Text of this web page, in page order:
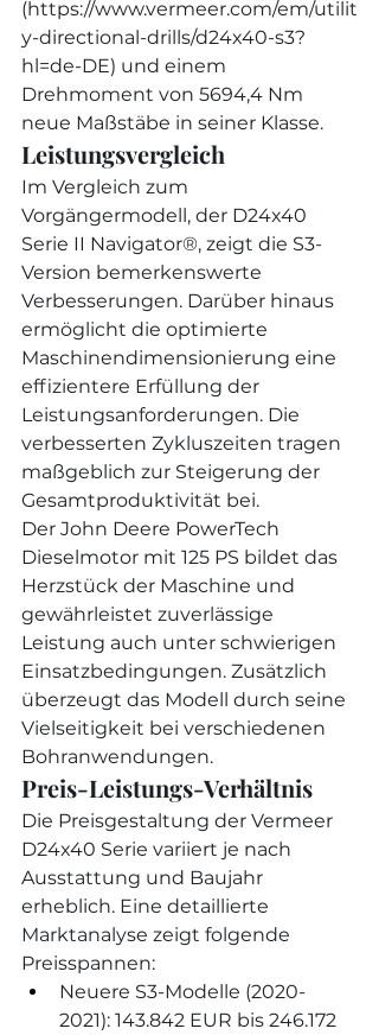
(https://www.vermeer.com/em/utilit
y-directional-drills/d24x40-s3?
hl=de-DE) und einem
Drehmoment von 5694,4 Nm
neue Maßstäbe in seiner Klasse.
Leistungsvergleich
Im Vergleich zum
Vorgängermodell, der D24x40
Serie II Navigator®, zeigt die S3-
Version bemerkenswerte
Verbesserungen. Darüber hinaus
ermöglicht die optimierte
Maschinendimensionierung eine
effizientere Erfüllung der
Leistungsanforderungen. Die
verbesserten Zykluszeiten tragen
maßgeblich zur Steigerung der
Gesamtproduktivität bei.
Der John Deere PowerTech
Dieselmotor mit 125 PS bildet das
Herzstück der Maschine und
gewährleistet zuverlässige
Leistung auch unter schwierigen
Einsatzbedingungen. Zusätzlich
überzeugt das Modell durch seine
Vielseitigkeit bei verschiedenen
Bohranwendungen.
Preis-Leistungs-Verhältnis
Die Preisgestaltung der Vermeer
D24x40 Serie variiert je nach
Ausstattung und Baujahr
erheblich. Eine detaillierte
Marktanalyse zeigt folgende
Preisspannen:
Neuere S3-Modelle (2020-
2021): 143.842 EUR bis 246.172